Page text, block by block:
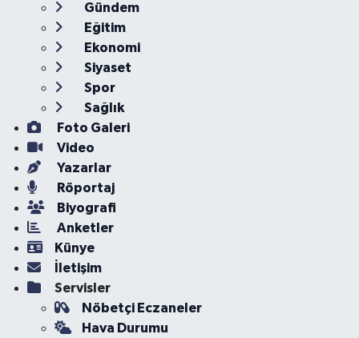
Gündem
Eğitim
Ekonomi
Siyaset
Spor
Sağlık
Foto Galeri
Video
Yazarlar
Röportaj
Biyografi
Anketler
Künye
İletişim
Servisler
Nöbetçi Eczaneler
Hava Durumu